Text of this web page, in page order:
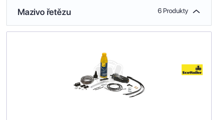
Mazivo řetězu 6 Produkty